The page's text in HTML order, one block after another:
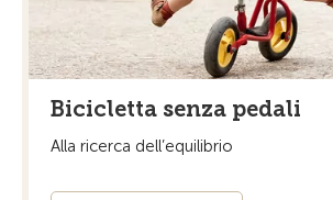
Bicicletta senza pedali
Alla ricerca dell’equilibrio